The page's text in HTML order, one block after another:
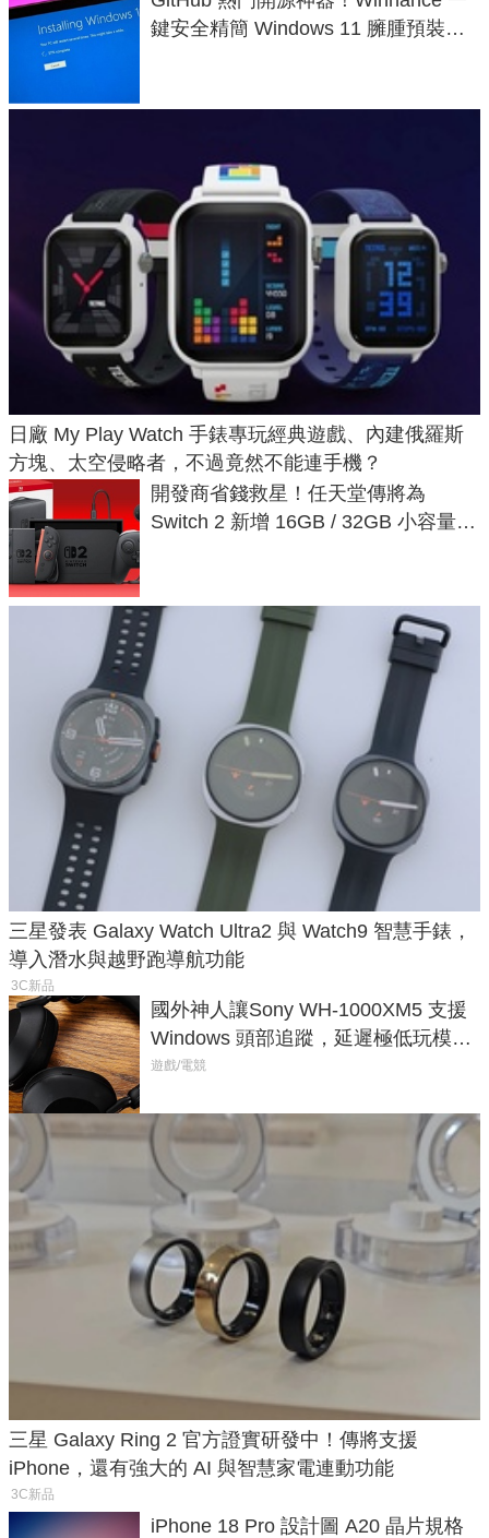
鍵安全精簡 Windows 11 臃腫預裝軟
日廠 My Play Watch 手錶專玩經典遊戲、內建俄羅斯
方塊、太空侵略者，不過竟然不能連手機？
開發商省錢救星！任天堂傳將為
Switch 2 新增 16GB / 32GB 小容量遊
三星發表 Galaxy Watch Ultra2 與 Watch9 智慧手錶，
導入潛水與越野跑導航功能
3C新品
國外神人讓Sony WH-1000XM5 支援
Windows 頭部追蹤，延遲極低玩模擬
飛行超有感
遊戲/電競
三星 Galaxy Ring 2 官方證實研發中！傳將支援
iPhone，還有強大的 AI 與智慧家電連動功能
3C新品
iPhone 18 Pro 設計圖 A20 晶片規格